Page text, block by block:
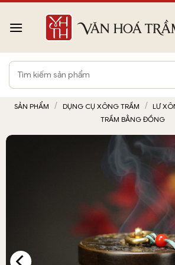
qua
dung
Tìm
SẢN PHẨM / DỤNG CỤ XÔNG TRẦM / LƯ
TRẦM BẰNG ĐỒNG